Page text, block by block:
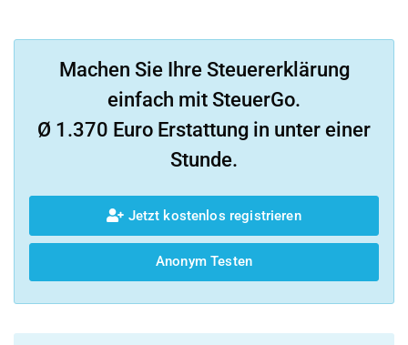
Machen Sie Ihre Steuererklärung
einfach mit SteuerGo.
Ø 1.370 Euro Erstattung in unter einer
Stunde.
Jetzt kostenlos registrieren
Anonym Testen